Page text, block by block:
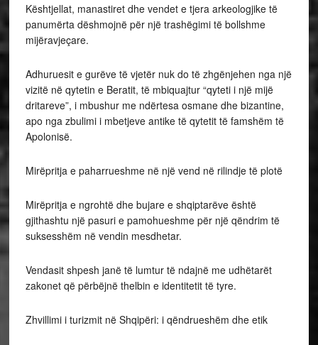
Kështjellat, manastiret dhe vendet e tjera arkeologjike të
panumërta dëshmojnë për një trashëgimi të bollshme
mijëravjeçare.
Adhuruesit e gurëve të vjetër nuk do të zhgënjehen nga një
vizitë në qytetin e Beratit, të mbiquajtur “qyteti i një mijë
dritareve”, i mbushur me ndërtesa osmane dhe bizantine,
apo nga zbulimi i mbetjeve antike të qytetit të famshëm të
Apolonisë.
Mirëpritja e paharrueshme në një vend në rilindje të plotë
Mirëpritja e ngrohtë dhe bujare e shqiptarëve është
gjithashtu një pasuri e pamohueshme për një qëndrim të
suksesshëm në vendin mesdhetar.
Vendasit shpesh janë të lumtur të ndajnë me udhëtarët
zakonet që përbëjnë thelbin e identitetit të tyre.
Zhvillimi i turizmit në Shqipëri: i qëndrueshëm dhe etik